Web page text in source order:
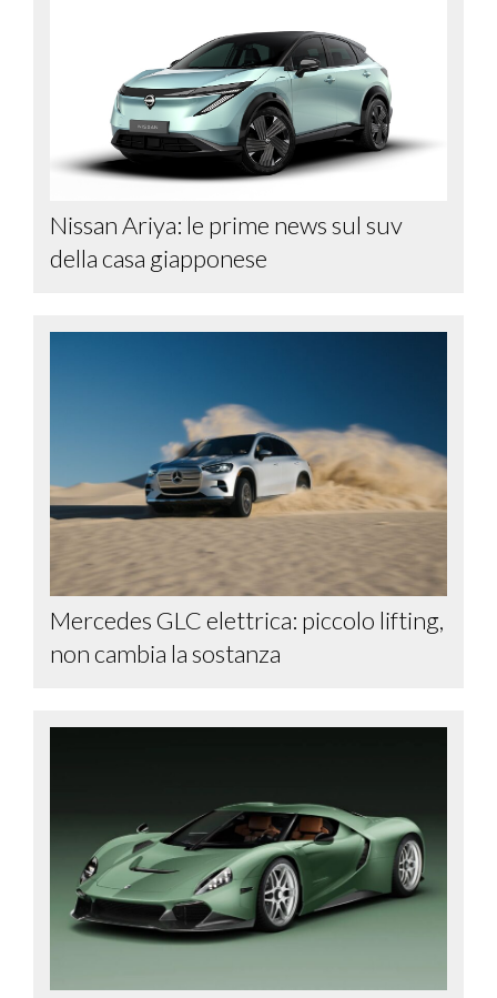
Nissan Ariya: le prime news sul suv
della casa giapponese
Mercedes GLC elettrica: piccolo lifting,
non cambia la sostanza